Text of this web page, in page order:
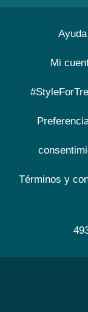
Ayuda
Mi
Términos y